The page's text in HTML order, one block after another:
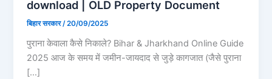
download | OLD Property Document
बिहार सरकार/20/09/2025
पुराना केवाला कैसे निकाले? Bihar & Jharkhand Online Guide
2025 आज के समय में जमीन-जायदाद से जुड़े कागजात (जैसे पुराना
[…]